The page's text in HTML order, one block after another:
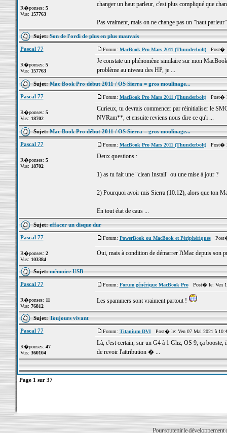
R�ponses: 5
Vus: 157763
changer un haut parleur, c'est plus compliqué que
Pas vraiment, mais on ne change pas un "haut
Sujet:Son de l'ordi de plus en plus mauvais
Pascal 77
R�ponses: 5
Vus: 157763
Forum: MacBook Pro Mars 2011 (Thunderbolt)Post�
Je constate un phénomène similaire sur mon
problème au niveau des HP, je ...
Sujet:Mac Book Pro début 2011 / OS Sierra = gros moulinage...
Pascal 77
R�ponses: 5
Vus: 18702
Forum: MacBook Pro Mars 2011 (Thunderbolt)Post�
Curieux, tu devrais commencer par réinitialiser le
NVRam**, et ensuite reviens nous dire ce qu'i ...
Sujet:Mac Book Pro début 2011 / OS Sierra = gros moulinage...
Pascal 77
R�ponses: 5
Vus: 18702
Forum: MacBook Pro Mars 2011 (Thunderbolt)Post�
Deux questions :
1) as tu fait une "clean Install" ou une mise à jour ?
2) Pourquoi avoir mis Sierra (10.12), alors que ton
En tout état de caus ...
Sujet:effacer un disque dur
Pascal 77
R�ponses: 2
Vus: 103384
Forum: PowerBook ou MacBook et PériphériquesPost�
Oui, mais à condition de démarrer l'iMac depuis son
Sujet:mémoire USB
Pascal 77
R�ponses: 11
Vus: 76812
Forum: Forum générique MacBook ProPost� le: Ven
Les spammers sont vraiment partout !
Sujet:Toujours vivant
Pascal 77
R�ponses: 47
Vus: 360104
Forum: Titanium DVIPost� le: Ven 07 Mai 2021 à
Là, c'est certain, sur un G4 à 1 Ghz, OS 9, ça
de revoir l'attribution � ...
Page 1 sur 37
Pour soutenir le développement